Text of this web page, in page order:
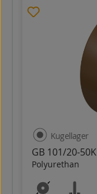
GB 101/20-50K
Polyurethan
Kugellager